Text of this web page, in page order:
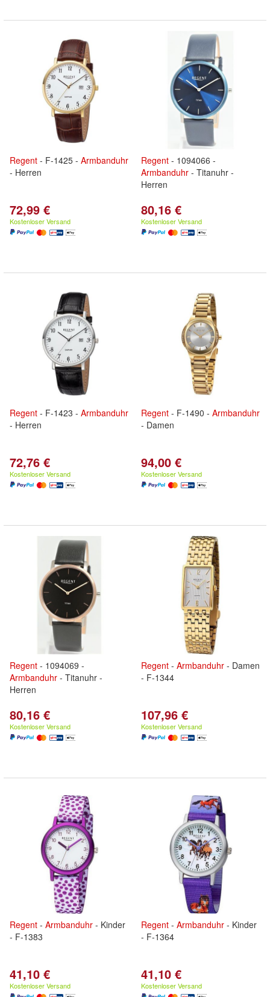
Regent - F-1425 - Armbanduhr
- Herren
72,99 €
Kostenloser Versand
Regent - 1094066 -
Armbanduhr - Titanuhr -
Herren
80,16 €
Kostenloser Versand
Regent - F-1423 - Armbanduhr
- Herren
72,76 €
Kostenloser Versand
Regent - F-1490 - Armbanduhr
- Damen
94,00 €
Kostenloser Versand
Regent - 1094069 -
Armbanduhr - Titanuhr -
Herren
80,16 €
Kostenloser Versand
Regent - Armbanduhr - Damen
- F-1344
107,96 €
Kostenloser Versand
Regent - Armbanduhr - Kinder
- F-1383
41,10 €
Kostenloser Versand
Regent - Armbanduhr - Kinder
- F-1364
41,10 €
Kostenloser Versand